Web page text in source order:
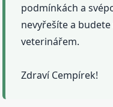
podmínkách a
nevyřešíte a
veterinářem.
Zdraví Cempírek!